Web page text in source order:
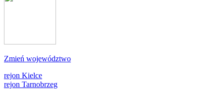
Zmień województwo
rejon Kielce
rejon Tarnobrzeg